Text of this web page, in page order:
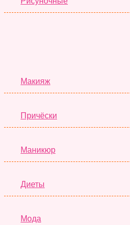
Макияж
Причёски
Маникюр
Диеты
Мода